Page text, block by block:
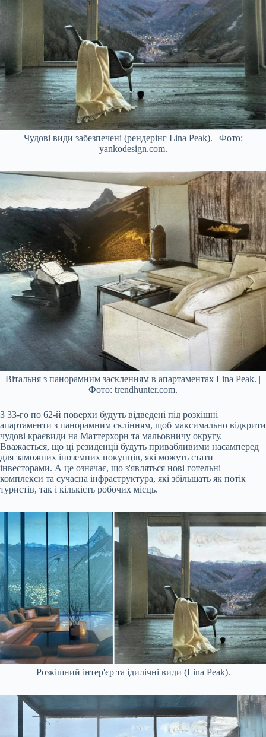
Чудові види забезпечені (рендерінг Lina Peak). | Фото:
yankodesign.com.
Вітальня з панорамним заскленням в апартаментах Lina Peak. |
Фото: trendhunter.com.
З 33-го по 62-й поверхи будуть відведені під розкішні
апартаменти з панорамним склінням, щоб максимально відкрити
чудові краєвиди на Маттерхорн та мальовничу округу.
Вважається, що ці резиденції будуть привабливими насамперед
для заможних іноземних покупців, які можуть стати
інвесторами. А це означає, що з'являться нові готельні
комплекси та сучасна інфраструктура, які збільшать як потік
туристів, так і кількість робочих місць.
Розкішний інтер'єр та ідилічні види (Lina Peak).